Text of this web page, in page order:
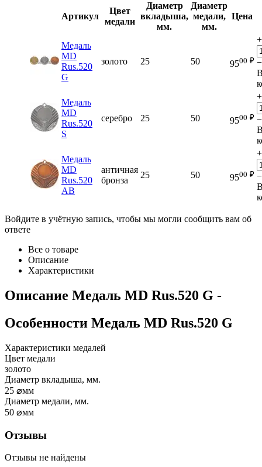
Артикул
Цвет
медали
Диаметр
вкладыша,
мм.
Диаметр
медали,
мм.
Цена
Медаль
MD
Rus.520
G
золото 25 50 9500 ₽
+
−
Медаль
MD
Rus.520
S
серебро 25 50 9500 ₽
+
−
Медаль
MD
Rus.520
AB
античная
бронза
25 50 9500 ₽
+
−
Войдите в учётную запись, чтобы мы могли сообщить вам об
ответе
Все о товаре
Описание
Характеристики
Описание Медаль MD Rus.520 G -
Особенности Медаль MD Rus.520 G
Характеристики медалей
Цвет медали
золото
Диаметр вкладыша, мм.
25 ⌀мм
Диаметр медали, мм.
50 ⌀мм
Отзывы
Отзывы не найдены